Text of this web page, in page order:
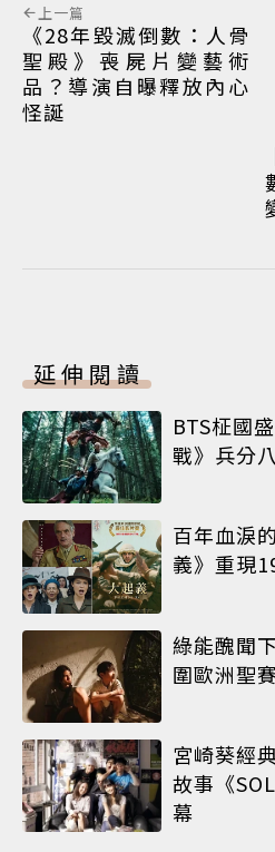
上一篇
《28年毀滅倒數：人骨
聖殿》喪屍片變藝術
品？導演自曝釋放內心
怪誕
延伸閱讀
BTS柾國
戰》兵分
百年血淚
義》重現
綠能醜聞
圍歐洲聖
宮崎葵經
故事《
幕